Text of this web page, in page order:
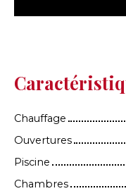
Chauffage
Ouvertures
Piscine
Chambres